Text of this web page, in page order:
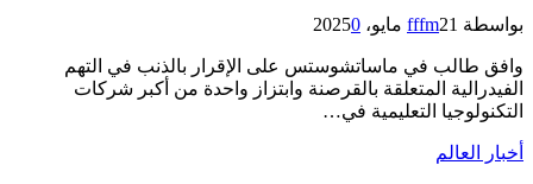
بواسطة fffm21 مايو، 2025 0
وافق طالب في ماساتشوستس على الإقرار بالذنب في التهم
الفيدرالية المتعلقة بالقرصنة وابتزاز واحدة من أكبر شركات
التكنولوجيا التعليمية في…
أخبار العالم